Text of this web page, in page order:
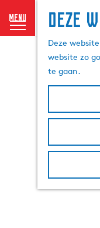
Deze
Deze
website zo
te gaan.
menu
a
n
a
d
h
m
e